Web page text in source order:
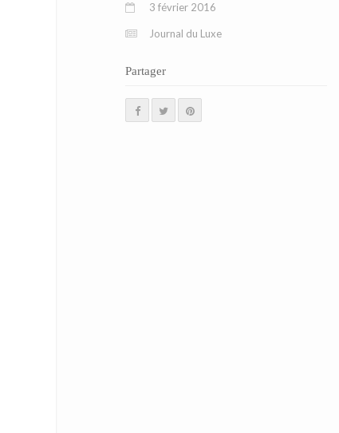
3 février 2016
Journal du Luxe
Partager